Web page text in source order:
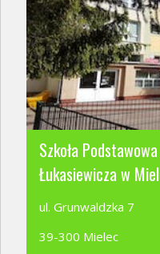
Szkoła
Łukasiewicza w
ul. Grunwaldzka 7
39-300 Mielec